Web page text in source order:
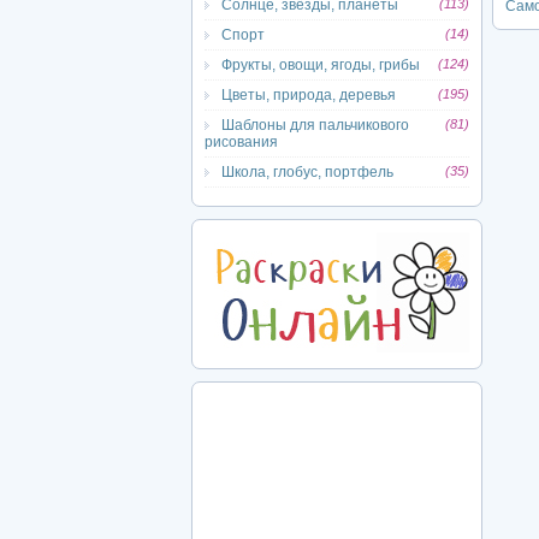
Солнце, звёзды, планеты (113)
Спорт (14)
Фрукты, овощи, ягоды, грибы (124)
Цветы, природа, деревья (195)
Шаблоны для пальчикового
рисования
(81)
Школа, глобус, портфель (35)